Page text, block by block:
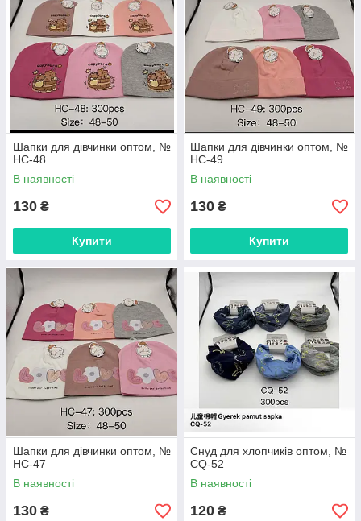
Шапки для дівчинки оптом, №
HC-48
В наявності
130 ₴
Купити
Шапки для дівчинки оптом, №
HC-49
В наявності
130 ₴
Купити
Шапки для дівчинки оптом, №
HC-47
В наявності
130 ₴
Снуд для хлопчиків оптом, №
CQ-52
В наявності
120 ₴